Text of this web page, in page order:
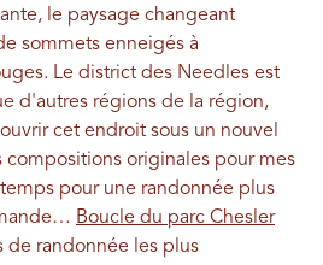
le paysage changeant
sommets enneigés à
Le district des Needles est
d'autres régions de la région,
cet endroit sous un nouvel
compositions originales pour mes
pour une randonnée plus
Boucle du parc Chesler
de randonnée les plus